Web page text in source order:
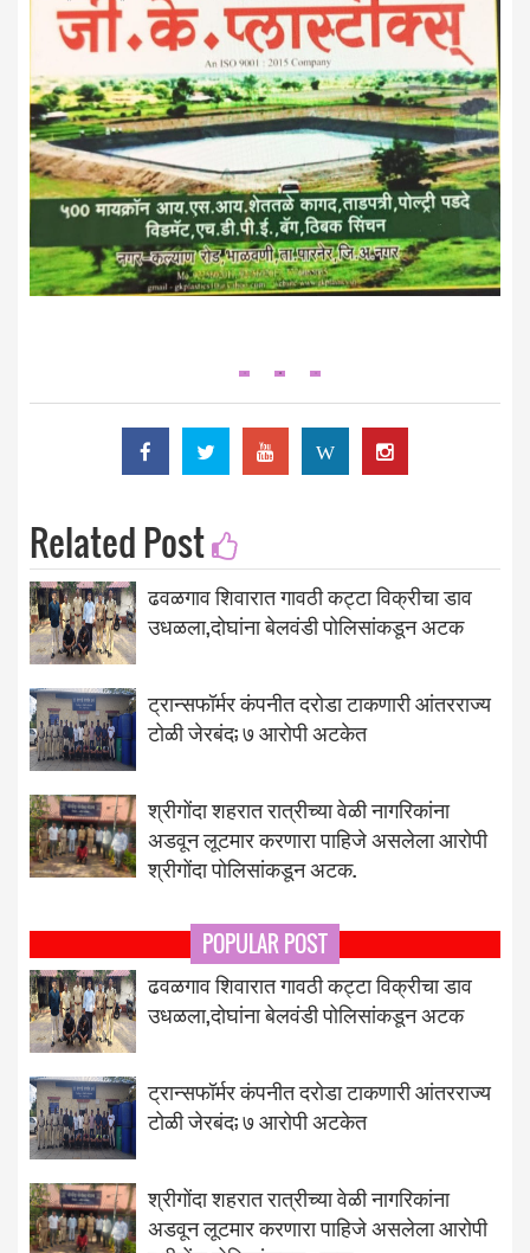
W
Related Post
ढवळगाव शिवारात गावठी कट्टा विक्रीचा डाव
उधळला,दोघांना बेलवंडी पोलिसांकडून अटक
ट्रान्सफॉर्मर कंपनीत दरोडा टाकणारी आंतरराज्य
टोळी जेरबंद; ७ आरोपी अटकेत
श्रीगोंदा शहरात रात्रीच्या वेळी नागरिकांना
अडवून लूटमार करणारा पाहिजे असलेला आरोपी
श्रीगोंदा पोलिसांकडून अटक.
POPULAR POST
ढवळगाव शिवारात गावठी कट्टा विक्रीचा डाव
उधळला,दोघांना बेलवंडी पोलिसांकडून अटक
ट्रान्सफॉर्मर कंपनीत दरोडा टाकणारी आंतरराज्य
टोळी जेरबंद; ७ आरोपी अटकेत
श्रीगोंदा शहरात रात्रीच्या वेळी नागरिकांना
अडवून लूटमार करणारा पाहिजे असलेला आरोपी